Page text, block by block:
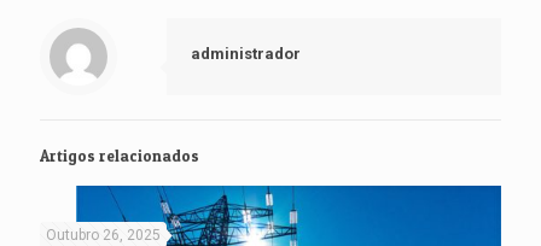
administrador
Artigos relacionados
Outubro 26, 2025